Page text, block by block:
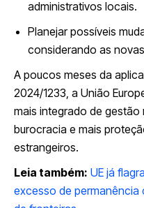
administrativos locais.
Planejar possíveis
considerando as
A poucos meses da
2024/1233, a União
mais integrado de
burocracia e mais
estrangeiros.
Leia também: UE já
excesso de